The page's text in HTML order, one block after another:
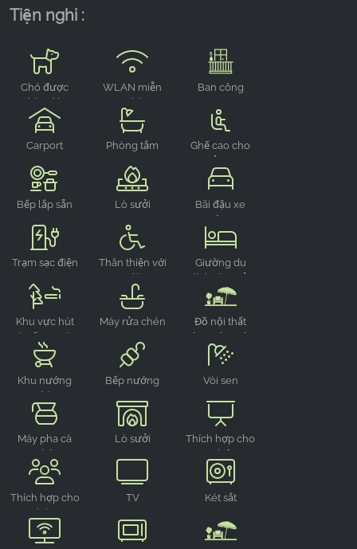
Tiện nghi :
Chó được
chào đón
WLAN miễn
phí
Ban công
Carport Phòng tắm
Ghế cao cho
trẻ em
Bếp lắp sẵn Lò sưởi
Bãi đậu xe
riêng
Trạm sạc điện
Thân thiện với
xe lăn
Giường du
lịch cho trẻ
em
Khu vực hút
thuốc ngoài
trời
Máy rửa chén
Đồ nội thất
sân vườn/sân
thượng
Khu nướng
thịt
Bếp nướng Vòi sen
Máy pha cà
phê
Lò sưởi
Thích hợp cho
sự kiện
Thích hợp cho
nhóm
TV Két sắt